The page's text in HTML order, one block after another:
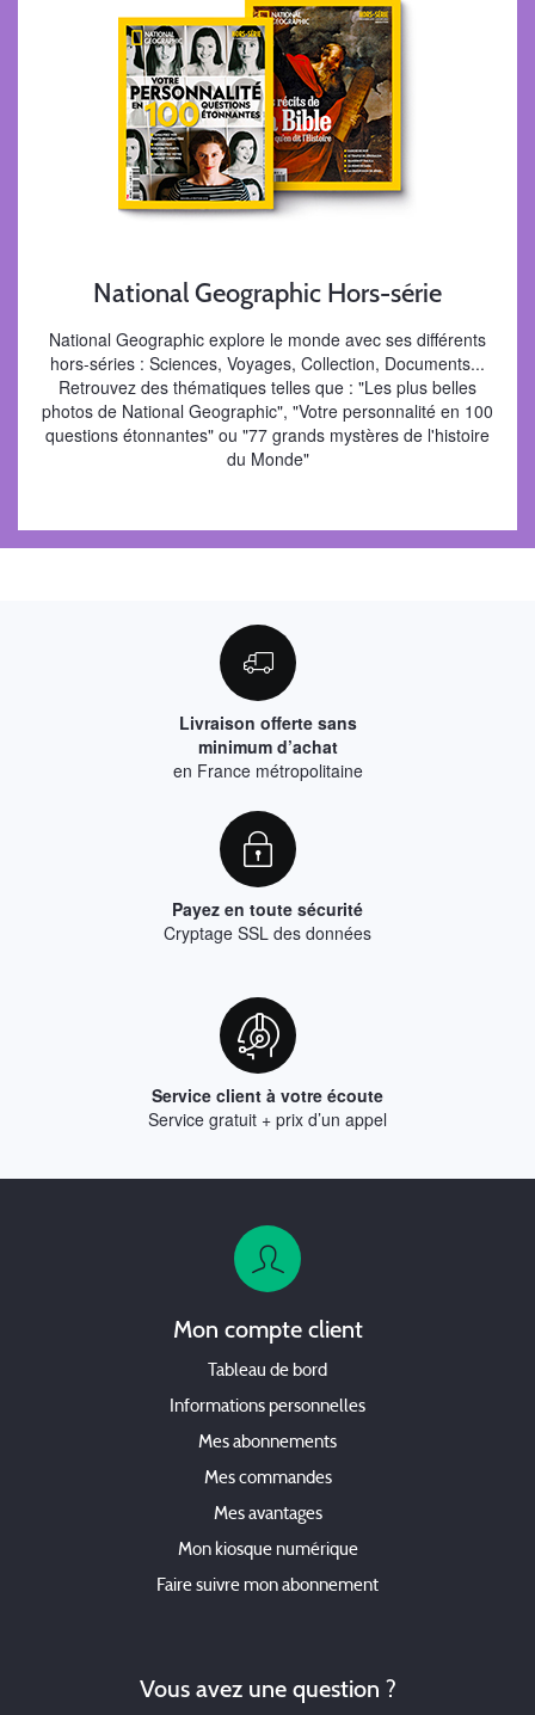
National Geographic Hors-série
National Geographic explore le monde avec ses différents
hors-séries : Sciences, Voyages, Collection, Documents...
Retrouvez des thématiques telles que : "Les plus belles
photos de National Geographic", "Votre personnalité en 100
questions étonnantes" ou "77 grands mystères de l'histoire
du Monde"
Livraison offerte sans
minimum d’achat
en France métropolitaine
Payez en toute sécurité
Cryptage SSL des données
Service client à votre écoute
Service gratuit + prix d’un appel
Mon compte client
Tableau de bord
Informations personnelles
Mes abonnements
Mes commandes
Mes avantages
Mon kiosque numérique
Faire suivre mon abonnement
Vous avez une question ?